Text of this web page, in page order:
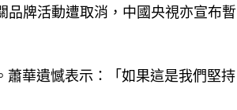
品牌活動遭取消，中國央視亦宣布暫
蕭華遺憾表示：「如果這是我們堅持